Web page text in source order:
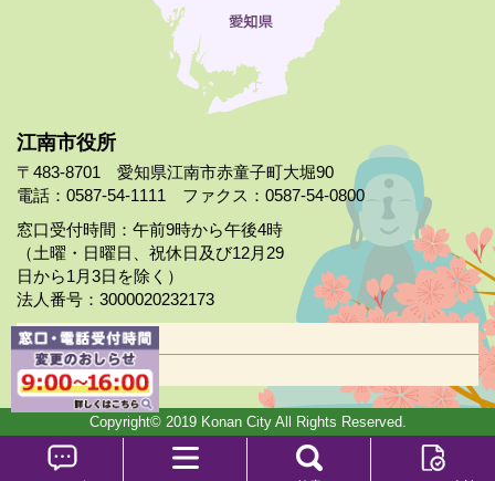
江南市役所
〒483-8701 愛知県江南市赤童子町大堀90
電話：0587-54-1111 ファクス：0587-54-0800
窓口受付時間：午前9時から午後4時
（土曜・日曜日、祝休日及び12月29
日から1月3日を除く）
法人番号：3000020232173
市役所案内
日曜市役所
Copyright© 2019 Konan City All Rights Reserved.